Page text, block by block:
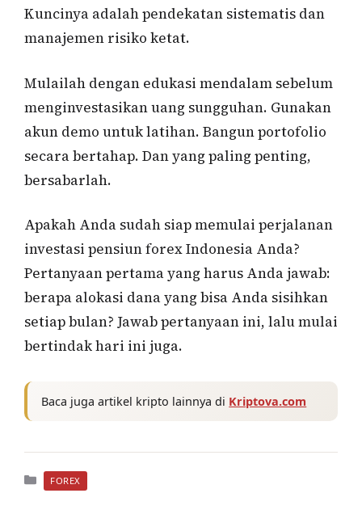
Kuncinya adalah pendekatan sistematis dan
manajemen risiko ketat.
Mulailah dengan edukasi mendalam sebelum
menginvestasikan uang sungguhan. Gunakan
akun demo untuk latihan. Bangun portofolio
secara bertahap. Dan yang paling penting,
bersabarlah.
Apakah Anda sudah siap memulai perjalanan
investasi pensiun forex Indonesia Anda?
Pertanyaan pertama yang harus Anda jawab:
berapa alokasi dana yang bisa Anda sisihkan
setiap bulan? Jawab pertanyaan ini, lalu mulai
bertindak hari ini juga.
Baca juga artikel kripto lainnya di Kriptova.com
Kategori
FOREX